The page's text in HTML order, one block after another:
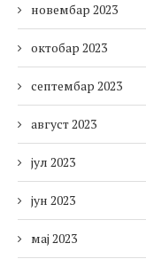
новембар 2023
октобар 2023
септембар 2023
август 2023
јул 2023
јун 2023
мај 2023